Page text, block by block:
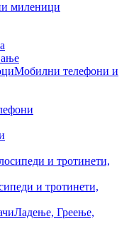
миленици
Мобилни телефони и
и тротинети,
Ладење, Греење,